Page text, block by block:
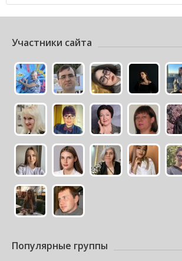
Участники сайта
Популярные группы